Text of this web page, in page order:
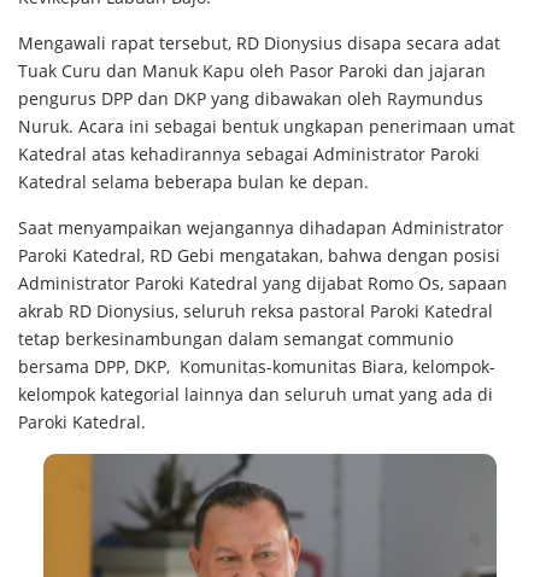
Mengawali rapat tersebut, RD Dionysius disapa secara adat
Tuak Curu dan Manuk Kapu oleh Pasor Paroki dan jajaran
pengurus DPP dan DKP yang dibawakan oleh Raymundus
Nuruk. Acara ini sebagai bentuk ungkapan penerimaan umat
Katedral atas kehadirannya sebagai Administrator Paroki
Katedral selama beberapa bulan ke depan.
Saat menyampaikan wejangannya dihadapan Administrator
Paroki Katedral, RD Gebi mengatakan, bahwa dengan posisi
Administrator Paroki Katedral yang dijabat Romo Os, sapaan
akrab RD Dionysius, seluruh reksa pastoral Paroki Katedral
tetap berkesinambungan dalam semangat communio
bersama DPP, DKP, Komunitas-komunitas Biara, kelompok-
kelompok kategorial lainnya dan seluruh umat yang ada di
Paroki Katedral.